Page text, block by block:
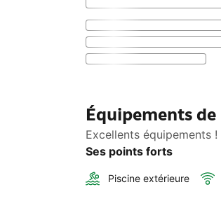
Équipements
Excellents équipements
Ses points forts
Piscine extérieure